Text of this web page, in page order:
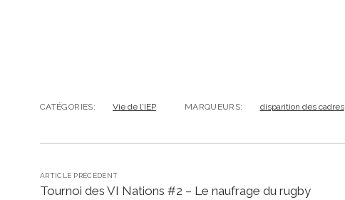
CATÉGORIES: Vie de l'IEP MARQUEURS: disparition des cadres
ARTICLE PRÉCÉDENT
Tournoi des VI Nations #2 – Le naufrage du rugby